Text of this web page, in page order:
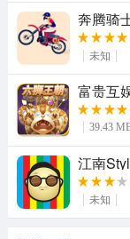
奔腾骑
未知
富贵互
39.43
江南
未知